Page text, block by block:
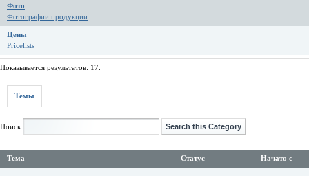
Фото
Фотографии продукции
Цены
Pricelists
Показывается результатов: 17.
Темы
Поиск
Тема Статус Начато с